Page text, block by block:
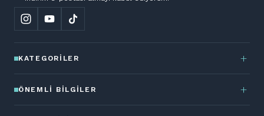
KATEGORILER
ÖNEMLI BILGILER